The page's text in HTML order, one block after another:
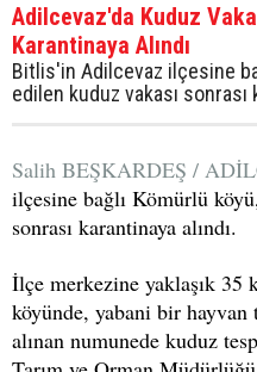
Adilcevaz'da Kuduz
Karantinaya Alındı
Bitlis'in Adilcevaz ilçesine
edilen kuduz vakası sonrası
Salih BEŞKARDEŞ /
ilçesine bağlı Kömürlü
sonrası karantinaya alındı.
İlçe merkezine yaklaşık
köyünde, yabani bir hayvan
alınan numunede kuduz